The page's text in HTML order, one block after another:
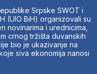
Srpske SWOT i
(UIO BiH) organizovali su
novinarima i urednicima,
crnog tržišta duvanskih
bio je ukazivanje na
siva ekonomija nanosi